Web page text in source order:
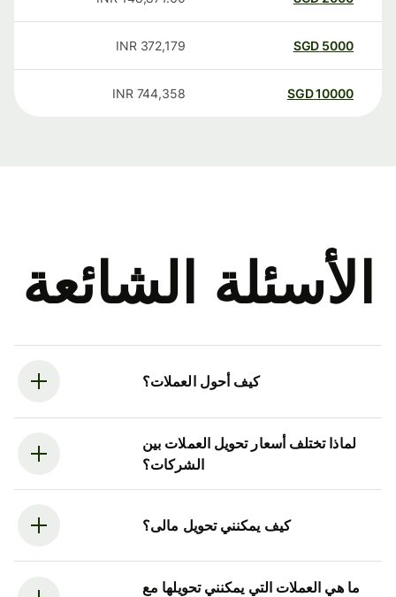
5000
SGD
372,179
INR
10000
SGD
744,358
INR
الأسئلة الشائعة
كيف أحول العملات؟
لماذا تختلف أسعار تحويل العملات بين
الشركات؟
كيف يمكنني تحويل مالى؟
ما هي العملات التي يمكنني تحويلها مع